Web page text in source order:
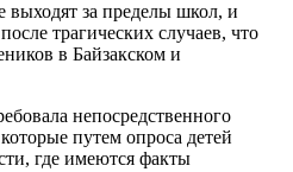
за пределы школ, и
трагических случаев, что
в Байзакском и
непосредственного
путем опроса детей
где имеются факты